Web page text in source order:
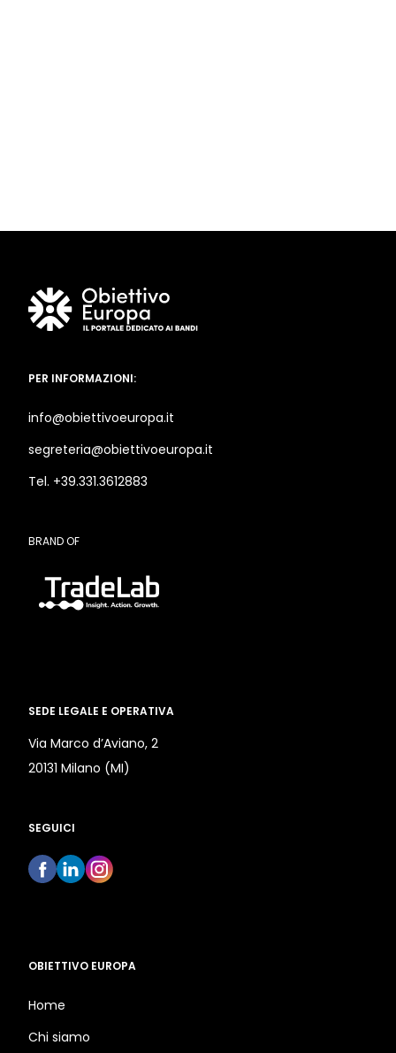
PER INFORMAZIONI:
info@obiettivoeuropa.it
segreteria@obiettivoeuropa.it
Tel. +39.331.3612883
BRAND OF
SEDE LEGALE E OPERATIVA
Via Marco d’Aviano, 2
20131 Milano (MI)
SEGUICI
OBIETTIVO EUROPA
Home
Chi siamo